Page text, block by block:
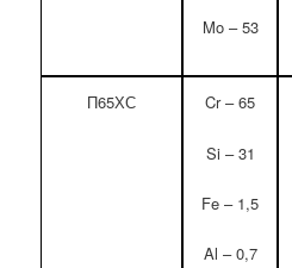
Mo – 53
П65ХС Cr – 65
Si – 31
Fe – 1,5
Al – 0,7